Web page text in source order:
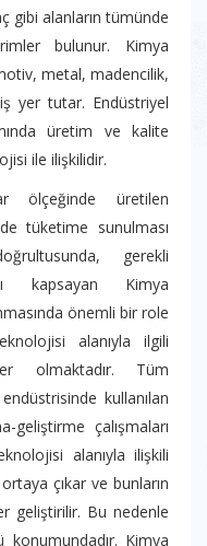
gibi alanların tümünde
bulunur. Kimya
metal, madencilik,
yer tutar. Endüstriyel
üretim ve kalite
ile ilişkilidir.
ölçeğinde üretilen
tüketime sunulması
gerekli
kapsayan Kimya
önemli bir role
alanıyla ilgili
olmaktadır. Tüm
kullanılan
çalışmaları
alanıyla ilişkili
çıkar ve bunların
geliştirilir. Bu nedenle
Kimya